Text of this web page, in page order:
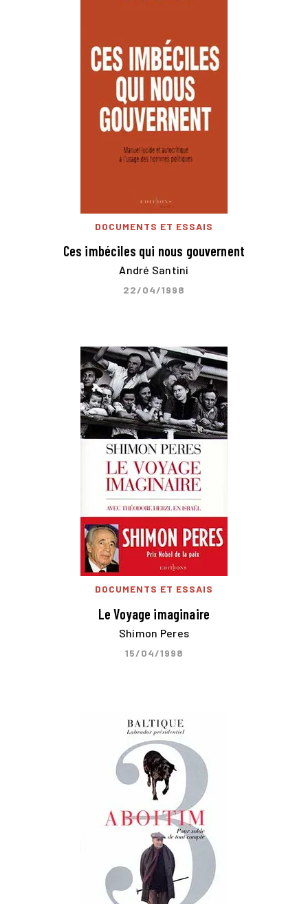
DOCUMENTS ET ESSAIS
Ces imbéciles qui nous gouvernent
André Santini
22/04/1998
DOCUMENTS ET ESSAIS
Le Voyage imaginaire
Shimon Peres
15/04/1998